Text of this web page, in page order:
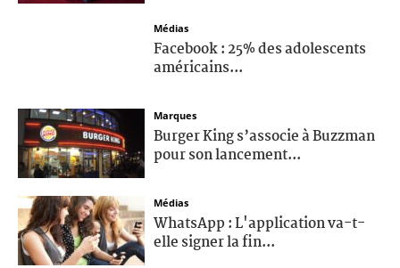
Médias
Facebook : 25% des adolescents
américains...
Marques
Burger King s’associe à Buzzman
pour son lancement...
Médias
WhatsApp : L'application va-t-
elle signer la fin...